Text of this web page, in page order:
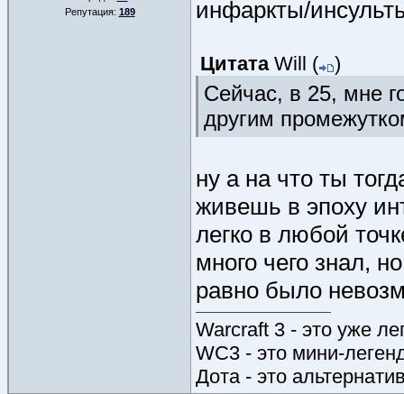
Репутация: 189
инфаркты/
Цитата Will ( )
Сейчас, в 25, мне
другим
ну а на что ты
живешь в эпоху
легко в любой
много чего знал,
равно было
Warcraft 3 - это уже
WC3 - это мини-
Дота - это